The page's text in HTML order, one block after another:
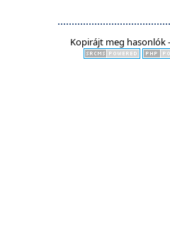
Kopirájt meg hasonlók